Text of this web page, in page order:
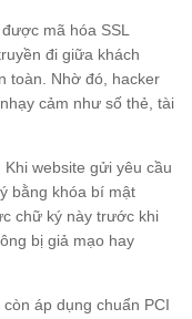
mã hóa SSL
đi giữa khách
toàn. Nhờ đó, hacker
cảm như số thẻ, tài
website gửi yêu cầu
bằng khóa bí mật
chữ ký này trước khi
bị giả mạo hay
áp dụng chuẩn PCI